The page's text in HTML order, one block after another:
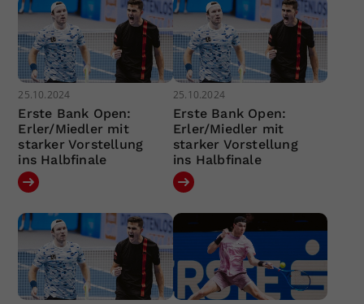
25.10.2024
Erste Bank Open:
Erler/Miedler mit
starker Vorstellung
ins Halbfinale
25.10.2024
Erste Bank Open:
Erler/Miedler mit
starker Vorstellung
ins Halbfinale